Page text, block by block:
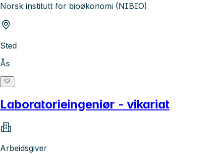
Norsk institutt for bioøkonomi (NIBIO)
Sted
Ås
Laboratorieingeniør - vikariat
Arbeidsgiver